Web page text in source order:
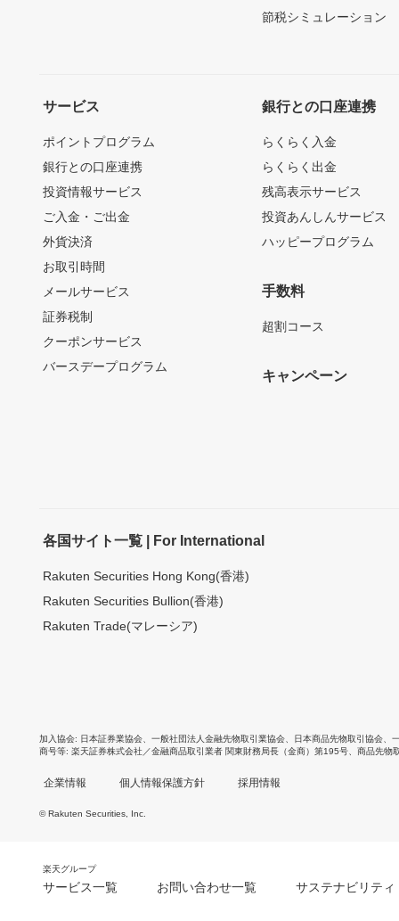
節税シミュレーション
サービス
ポイントプログラム
銀行との口座連携
投資情報サービス
ご入金・ご出金
外貨決済
お取引時間
メールサービス
証券税制
クーポンサービス
バースデープログラム
銀行との口座連携
らくらく入金
らくらく出金
残高表示サービス
投資あんしんサービス
ハッピープログラム
手数料
超割コース
キャンペーン
各国サイト一覧 | For International
Rakuten Securities Hong Kong(香港)
Rakuten Securities Bullion(香港)
Rakuten Trade(マレーシア)
加入協会 日本証券業協会 一般社団法人金融先物取引業協会 日本商品先物取引協会
商号等 楽天証券株式会社／金融商品取引業者 関東財務局長（金商）第195号、商品先物
企業情報 個人情報保護方針 採用情報
© Rakuten Securities, Inc.
楽天グループ
サービス一覧 お問い合わせ一覧 サステナビリティ